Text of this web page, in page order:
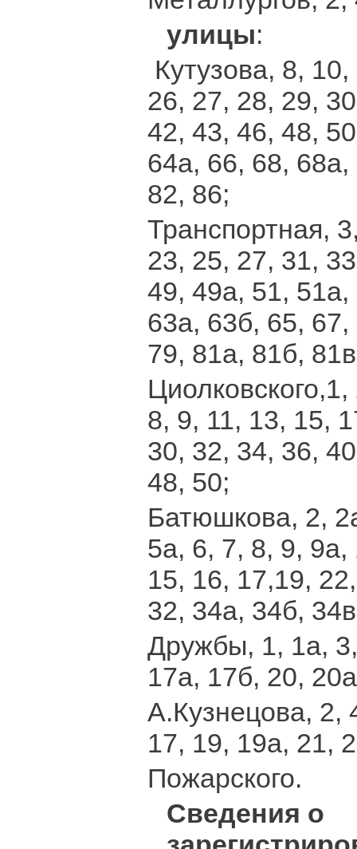
улицы:
Кутузова, 8,
26, 27, 28, 29,
42, 43, 46, 48,
64а, 66, 68,
82, 86;
Транспортная,
23, 25, 27, 31,
49, 49а, 51,
63а, 63б, 65,
79, 81а, 81б,
8, 9, 11, 13, 15,
30, 32, 34, 36,
48, 50;
Батюшкова, 2,
5а, 6, 7, 8, 9,
15, 16, 17,19,
32, 34а, 34б,
Дружбы, 1, 1а,
17а, 17б, 20,
А.Кузнецова, 2,
17, 19, 19а, 21,
Пожарского.
Сведения о